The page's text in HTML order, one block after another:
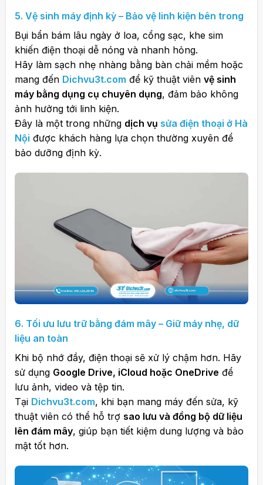
5. Vệ sinh máy định kỳ – Bảo vệ linh kiện bên trong
Bụi bẩn bám lâu ngày ở loa, cổng sạc, khe sim
khiến điện thoại dễ nóng và nhanh hỏng.
Hãy làm sạch nhẹ nhàng bằng bàn chải mềm hoặc
mang đến Dichvu3t.com để kỹ thuật viên vệ sinh
máy bằng dụng cụ chuyên dụng, đảm bảo không
ảnh hưởng tới linh kiện.
Đây là một trong những dịch vụ sửa điện thoại ở Hà
Nội được khách hàng lựa chọn thường xuyên để
bảo dưỡng định kỳ.
6. Tối ưu lưu trữ bằng đám mây – Giữ máy nhẹ, dữ
liệu an toàn
Khi bộ nhớ đầy, điện thoại sẽ xử lý chậm hơn. Hãy
sử dụng Google Drive, iCloud hoặc OneDrive để
lưu ảnh, video và tệp tin.
Tại Dichvu3t.com, khi bạn mang máy đến sửa, kỹ
thuật viên có thể hỗ trợ sao lưu và đồng bộ dữ liệu
lên đám mây, giúp bạn tiết kiệm dung lượng và bảo
mật tốt hơn.